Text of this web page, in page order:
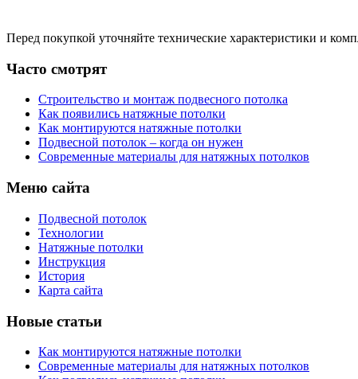
Перед покупкой уточняйте технические характеристики и
Часто смотрят
Строительство и монтаж подвесного потолка
Как появились натяжные потолки
Как монтируются натяжные потолки
Подвесной потолок – когда он нужен
Современные материалы для натяжных потолков
Меню сайта
Подвесной потолок
Технологии
Натяжные потолки
Инструкция
История
Карта сайта
Новые статьи
Как монтируются натяжные потолки
Современные материалы для натяжных потолков